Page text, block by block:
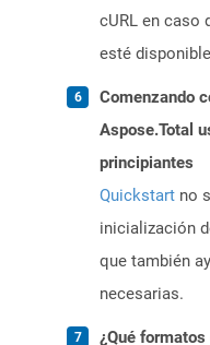
cURL en caso
esté
Comenzando
Aspose.Total
principiantes
Quickstart no
inicialización
que también
necesarias.
¿Qué